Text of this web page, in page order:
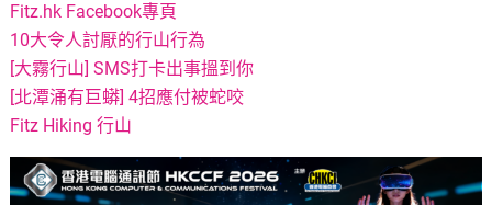
Fitz.hk Facebook專頁
10大令人討厭的行山行為
[大霧行山] SMS打卡出事搵到你
[北潭涌有巨蟒] 4招應付被蛇咬
Fitz Hiking 行山